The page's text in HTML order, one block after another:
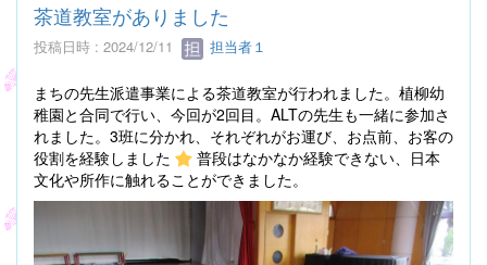
茶道教室がありました
投稿日時 : 2024/12/11 担当者１
まちの先生派遣事業による茶道教室が行われました。植柳幼
稚園と合同で行い、今回が2回目。ALTの先生も一緒に参加さ
れました。3班に分かれ、それぞれがお運び、お点前、お客の
役割を経験しました
普段はなかなか経験できない、日本
文化や所作に触れることができました。